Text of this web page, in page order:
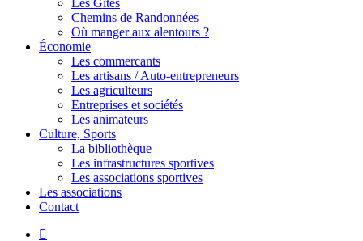
Les Gîtes
Chemins de Randonnées
Où manger aux alentours ?
Économie
Les commercants
Les artisans / Auto-entrepreneurs
Les agriculteurs
Entreprises et sociétés
Les animateurs
Culture, Sports
La bibliothèque
Les infrastructures sportives
Les associations sportives
Les associations
Contact